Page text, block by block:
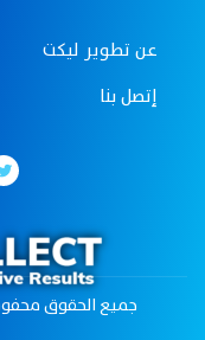
عن تطوير ليكت
إتصل بنا
جميع الحقوق محفوظه